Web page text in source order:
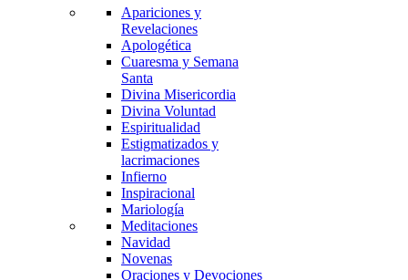
Apariciones y
Revelaciones
Apologética
Cuaresma y Semana
Santa
Divina Misericordia
Divina Voluntad
Espiritualidad
Estigmatizados y
lacrimaciones
Infierno
Inspiracional
Mariología
Meditaciones
Navidad
Novenas
Oraciones y Devociones